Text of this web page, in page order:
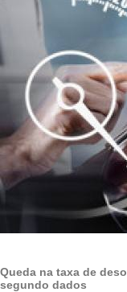
Queda na taxa de
segundo dados